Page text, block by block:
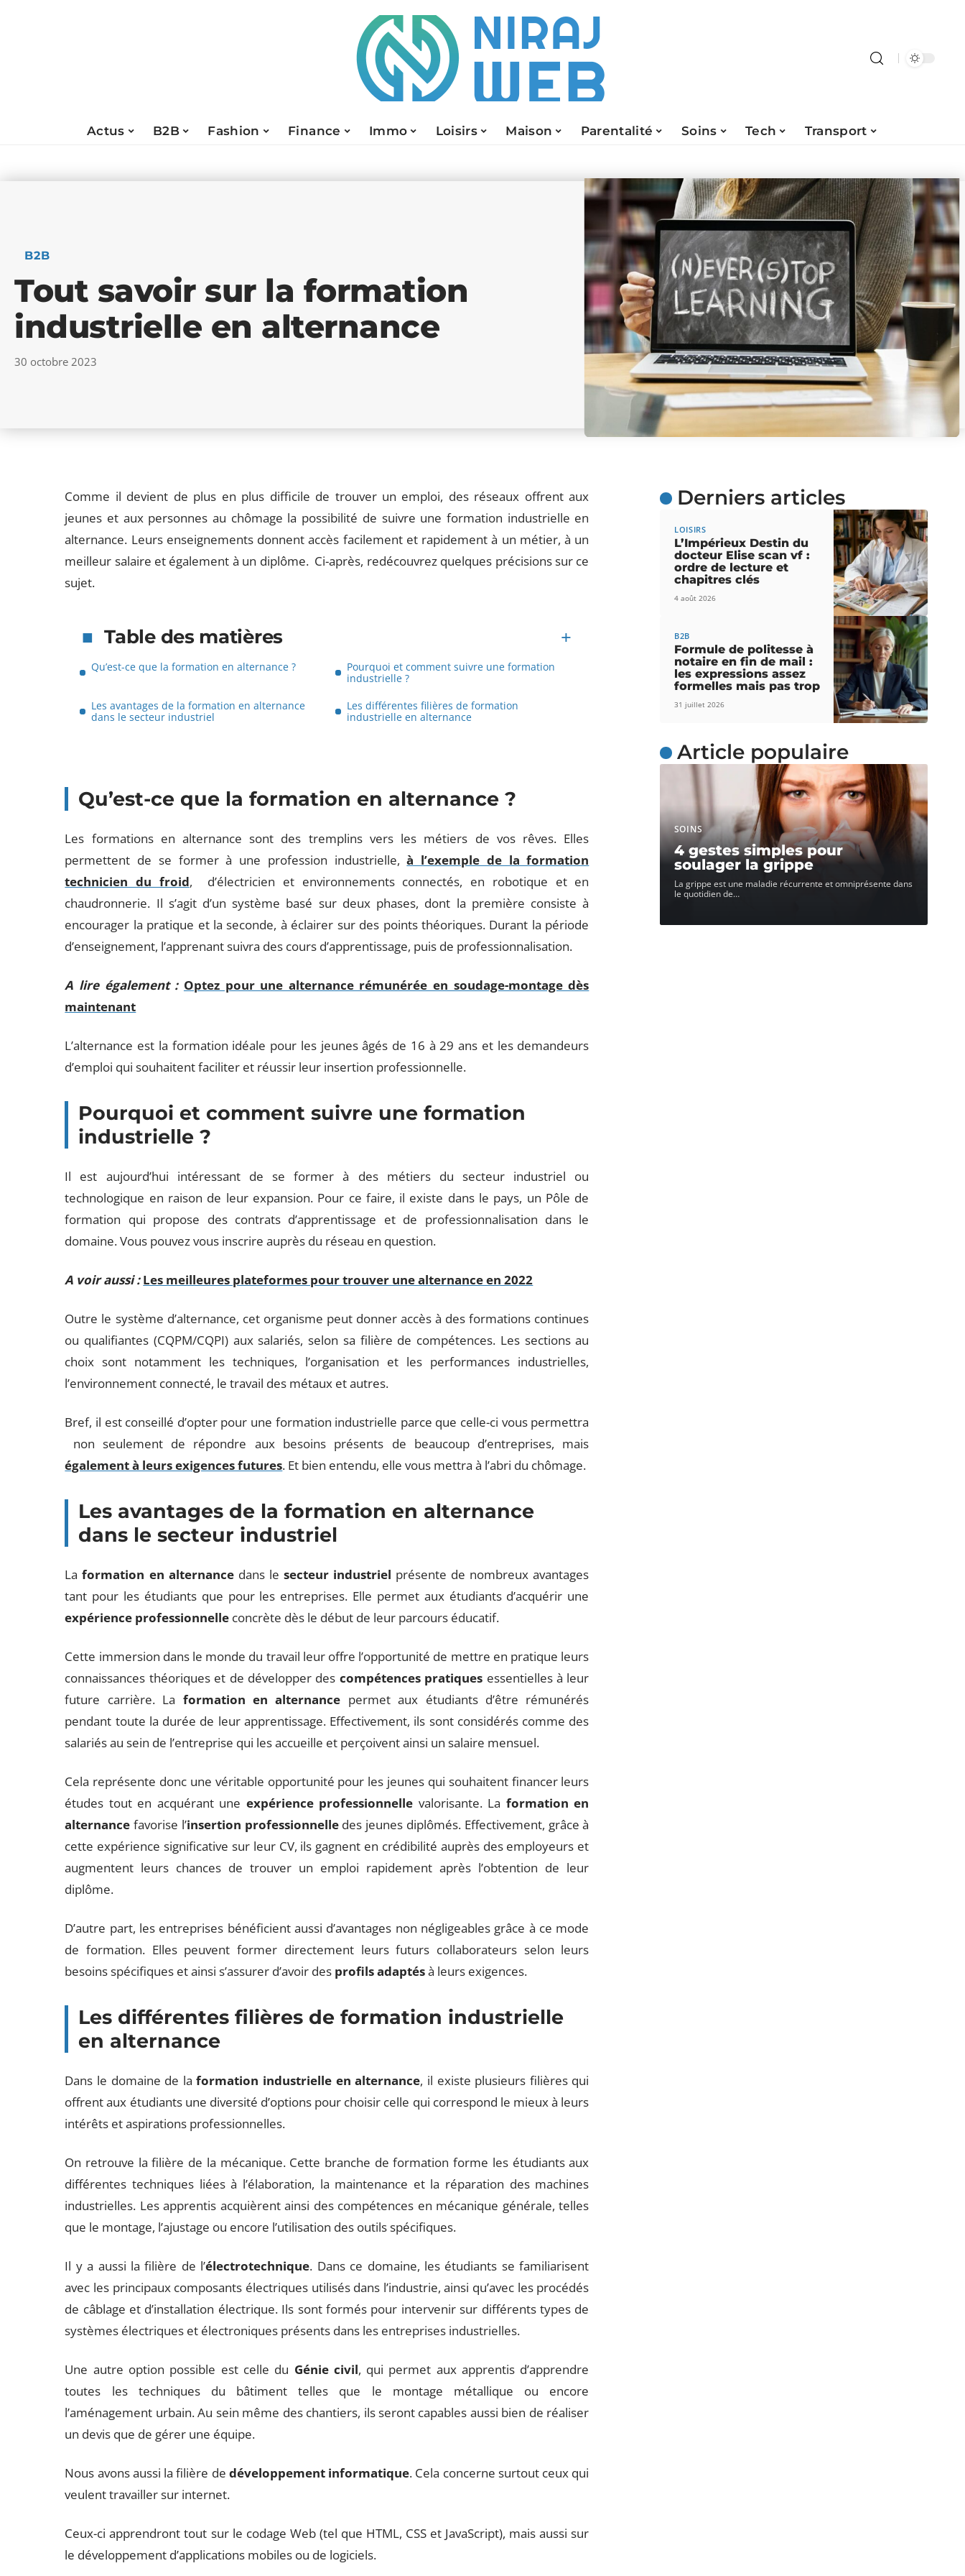
Actus B2B Fashion Finance Immo Loisirs Maison Parentalité Soins Tech Transport
B2B
Tout savoir sur la formation
industrielle en alternance
30 octobre 2023
Comme il devient de plus en plus difficile de trouver un emploi, des réseaux offrent aux
jeunes et aux personnes au chômage la possibilité de suivre une formation industrielle en
alternance. Leurs enseignements donnent accès facilement et rapidement à un métier, à un
meilleur salaire et également à un diplôme. Ci-après, redécouvrez quelques précisions sur ce
sujet.
Table des matières
Qu’est-ce que la formation en alternance ?
Pourquoi et comment suivre une formation
industrielle ?
Les avantages de la formation en alternance
dans le secteur industriel
Les différentes filières de formation
industrielle en alternance
Qu’est-ce que la formation en alternance ?
Les formations en alternance sont des tremplins vers les métiers de vos rêves. Elles
permettent de se former à une profession industrielle,à l’exemple de la formation
technicien du froid, d’électricien et environnements connectés, en robotique et en
chaudronnerie. Il s’agit d’un système basé sur deux phases, dont la première consiste à
encourager la pratique et la seconde, à éclairer sur des points théoriques. Durant la période
d’enseignement, l’apprenant suivra des cours d’apprentissage, puis de professionnalisation.
A lire également : Optez pour une alternance rémunérée en soudage-montage dès
maintenant
L’alternance est la formation idéale pour les jeunes âgés de 16 à 29 ans et les demandeurs
d’emploi qui souhaitent faciliter et réussir leur insertion professionnelle.
Pourquoi et comment suivre une formation
industrielle ?
Il est aujourd’hui intéressant de se former à des métiers du secteur industriel ou
technologique en raison de leur expansion. Pour ce faire, il existe dans le pays, un Pôle de
formation qui propose des contrats d’apprentissage et de professionnalisation dans le
domaine. Vous pouvez vous inscrire auprès du réseau en question.
A voir aussi : Les meilleures plateformes pour trouver une alternance en 2022
Outre le système d’alternance, cet organisme peut donner accès à des formations continues
ou qualifiantes (CQPM/CQPI) aux salariés, selon sa filière de compétences. Les sections au
choix sont notamment les techniques, l’organisation et les performances industrielles,
l’environnement connecté, le travail des métaux et autres.
Bref, il est conseillé d’opter pour une formation industrielle parce que celle-ci vous permettra
non seulement de répondre aux besoins présents de beaucoup d’entreprises, mais
également à leurs exigences futures. Et bien entendu, elle vous mettra à l’abri du chômage.
Les avantages de la formation en alternance
dans le secteur industriel
Laformation en alternancedans le secteur industriel présente de nombreux avantages
tant pour les étudiants que pour les entreprises. Elle permet aux étudiants d’acquérir une
expérience professionnelle concrète dès le début de leur parcours éducatif.
Cette immersion dans le monde du travail leur offre l’opportunité de mettre en pratique leurs
connaissances théoriques et de développer des compétences pratiques essentielles à leur
future carrière. La formation en alternance permet aux étudiants d’être rémunérés
pendant toute la durée de leur apprentissage. Effectivement, ils sont considérés comme des
salariés au sein de l’entreprise qui les accueille et perçoivent ainsi un salaire mensuel.
Cela représente donc une véritable opportunité pour les jeunes qui souhaitent financer leurs
études tout en acquérant une expérience professionnelle valorisante. La formation en
alternance favorise l’insertion professionnelledes jeunes diplômés. Effectivement, grâce à
cette expérience significative sur leur CV, ils gagnent en crédibilité auprès des employeurs et
augmentent leurs chances de trouver un emploi rapidement après l’obtention de leur
diplôme.
D’autre part, les entreprises bénéficient aussi d’avantages non négligeables grâce à ce mode
de formation. Elles peuvent former directement leurs futurs collaborateurs selon leurs
besoins spécifiques et ainsi s’assurer d’avoir des profils adaptésà leurs exigences.
Les différentes filières de formation industrielle
en alternance
Dans le domaine de laformation industrielle en alternance, il existe plusieurs filières qui
offrent aux étudiants une diversité d’options pour choisir celle qui correspond le mieux à leurs
intérêts et aspirations professionnelles.
On retrouve la filière de la mécanique. Cette branche de formation forme les étudiants aux
différentes techniques liées à l’élaboration, la maintenance et la réparation des machines
industrielles. Les apprentis acquièrent ainsi des compétences en mécanique générale, telles
que le montage, l’ajustage ou encore l’utilisation des outils spécifiques.
Il y a aussi la filière de l’électrotechnique. Dans ce domaine, les étudiants se familiarisent
avec les principaux composants électriques utilisés dans l’industrie, ainsi qu’avec les procédés
de câblage et d’installation électrique. Ils sont formés pour intervenir sur différents types de
systèmes électriques et électroniques présents dans les entreprises industrielles.
Une autre option possible est celle du Génie civil, qui permet aux apprentis d’apprendre
toutes les techniques du bâtiment telles que le montage métallique ou encore
l’aménagement urbain. Au sein même des chantiers, ils seront capables aussi bien de réaliser
un devis que de gérer une équipe.
Nous avons aussi la filière de développement informatique. Cela concerne surtout ceux qui
veulent travailler sur internet.
Ceux-ci apprendront tout sur le codage Web (tel que HTML, CSS et JavaScript), mais aussi sur
le développement d’applications mobiles ou de logiciels.
Derniers articles
LOISIRS
L’Impérieux Destin du
docteur Elise scan vf :
ordre de lecture et
chapitres clés
4 août 2026
B2B
Formule de politesse à
notaire en fin de mail :
les expressions assez
formelles mais pas trop
31 juillet 2026
Article populaire
SOINS
4 gestes simples pour
soulager la grippe
La grippe est une maladie récurrente et omniprésente dans
le quotidien de…